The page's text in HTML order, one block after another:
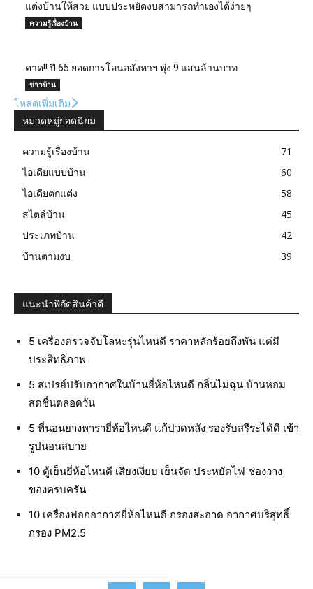
แต่งบ้านให้สวย แบบประหยัดงบสามารถทำเองได้ง่ายๆ
ความรู้เรื่องบ้าน
คาด!! ปี 65 ยอดการโอนอสังหาฯ พุ่ง 9 แสนล้านบาท
ข่าวบ้าน
โหลดเพิ่มเติม
หมวดหมู่ยอดนิยม
ความรู้เรื่องบ้าน
71
ไอเดียแบบบ้าน
60
ไอเดียตกแต่ง
58
สไตล์บ้าน
45
ประเภทบ้าน
42
บ้านตามงบ
39
แนะนำพิกัดสินค้าดี
5 เครื่องตรวจจับโลหะรุ่นไหนดี ราคาหลักร้อยถึงพัน แต่มี
ประสิทธิภาพ
5 สเปรย์ปรับอากาศในบ้านยี่ห้อไหนดี กลิ่นไม่ฉุน บ้านหอม
สดชื่นตลอดวัน
5 ที่นอนยางพารายี่ห้อไหนดี แก้ปวดหลัง รองรับสรีระได้ดี เข้า
รูปนอนสบาย
10 ตู้เย็นยี่ห้อไหนดี เสียงเงียบ เย็นจัด ประหยัดไฟ ช่องวาง
ของครบครัน
10 เครื่องฟอกอากาศยี่ห้อไหนดี กรองสะอาด อากาศบริสุทธิ์
กรอง PM2.5